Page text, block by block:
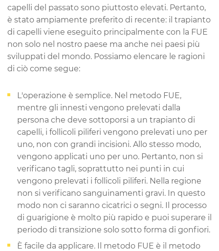
capelli del passato sono piuttosto elevati. Pertanto,
è stato ampiamente preferito di recente: il trapianto
di capelli viene eseguito principalmente con la FUE
non solo nel nostro paese ma anche nei paesi più
sviluppati del mondo. Possiamo elencare le ragioni
di ciò come segue:
L'operazione è semplice. Nel metodo FUE,
mentre gli innesti vengono prelevati dalla
persona che deve sottoporsi a un trapianto di
capelli, i follicoli piliferi vengono prelevati uno per
uno, non con grandi incisioni. Allo stesso modo,
vengono applicati uno per uno. Pertanto, non si
verificano tagli, soprattutto nei punti in cui
vengono prelevati i follicoli piliferi. Nella regione
non si verificano sanguinamenti gravi. In questo
modo non ci saranno cicatrici o segni. Il processo
di guarigione è molto più rapido e puoi superare il
periodo di transizione solo sotto forma di gonfiori.
È facile da applicare. Il metodo FUE è il metodo